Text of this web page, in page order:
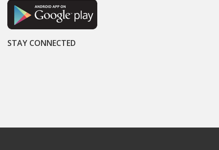
STAY CONNECTED